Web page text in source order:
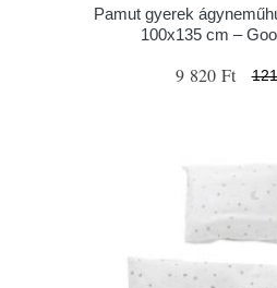
Pamut gyerek
100x135 cm –
9 820 Ft